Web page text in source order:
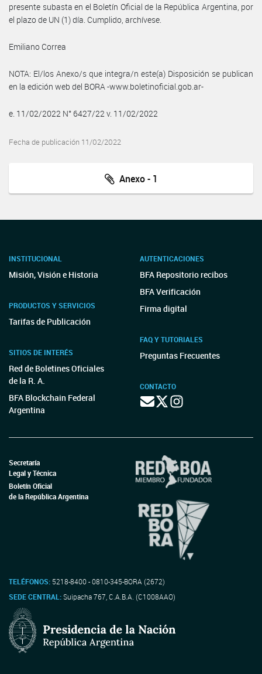
presente subasta en el Boletín Oficial de la República Argentina, por
el plazo de UN (1) día. Cumplido, archívese.
Emiliano Correa
NOTA: El/los Anexo/s que integra/n este(a) Disposición se publican
en la edición web del BORA -www.boletinoficial.gob.ar-
e. 11/02/2022 N° 6427/22 v. 11/02/2022
Fecha de publicación 11/02/2022
Anexo - 1
INSTITUCIONAL
Misión, Visión e Historia
PRODUCTOS Y SERVICIOS
Tarifas de Publicación
SITIOS DE INTERÉS
Red de Boletines Oficiales
de la R. A.
BFA Blockchain Federal
Argentina
AUTENTICACIONES
BFA Repositorio recibos
BFA Verificación
Firma digital
FAQ Y TUTORIALES
Preguntas Frecuentes
CONTACTO
Secretaría
Legal y Técnica
Boletín Oficial
de la República Argentina
TELÉFONOS: 5218-8400 - 0810-345-BORA (2672)
SEDE CENTRAL:Suipacha 767, C.A.B.A. (C1008AAO)